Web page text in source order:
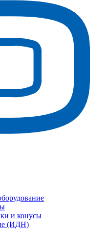
и конусы
(ИДН)